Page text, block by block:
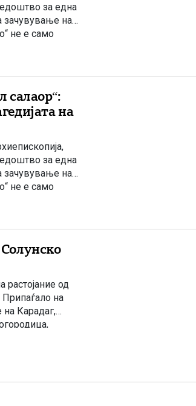
за една
зачувување на
не е само
кој […]
салаор“:
на
за една
зачувување на
не е само
кој […]
растојание од
на
Карадаг,
на ова